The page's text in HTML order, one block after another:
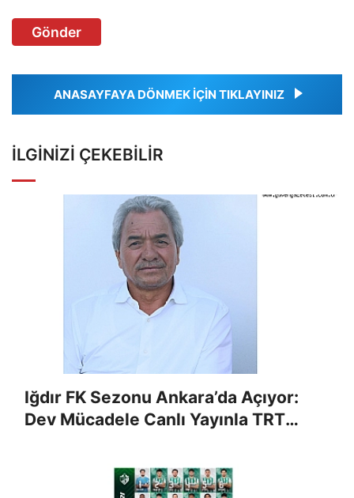
Gönder
ANASAYFAYA DÖNMEK İÇİN TIKLAYINIZ
İLGINIZI ÇEKEBILIR
Iğdır FK Sezonu Ankara’da Açıyor:
Dev Mücadele Canlı Yayınla TRT